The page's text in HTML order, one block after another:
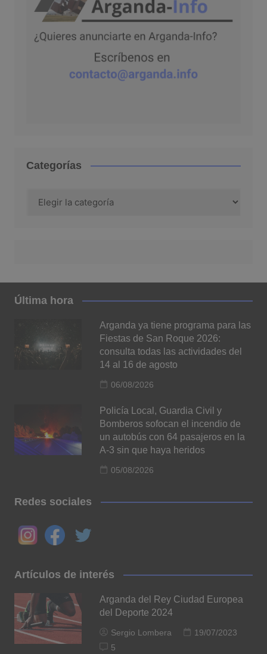
Categorías
Última hora
Arganda ya tiene programa para las
Fiestas de San Roque 2026:
consulta todas las actividades del
14 al 16 de agosto
06/08/2026
Policía Local, Guardia Civil y
Bomberos sofocan el incendio de
un autobús con 64 pasajeros en la
A-3 sin que haya heridos
05/08/2026
Redes sociales
Artículos de interés
Arganda del Rey Ciudad Europea
del Deporte 2024
Sergio Lombera
19/07/2023
5